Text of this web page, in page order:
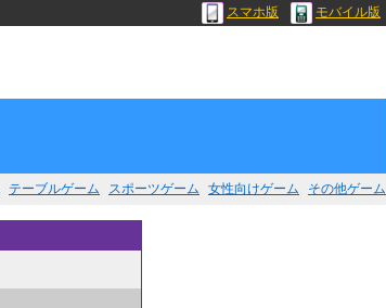
スマホ版 モバイル版
テーブルゲーム スポーツゲーム 女性向けゲーム その他ゲーム